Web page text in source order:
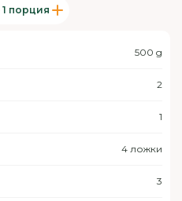
1 порция
500 g
2
1
4 ложки
3